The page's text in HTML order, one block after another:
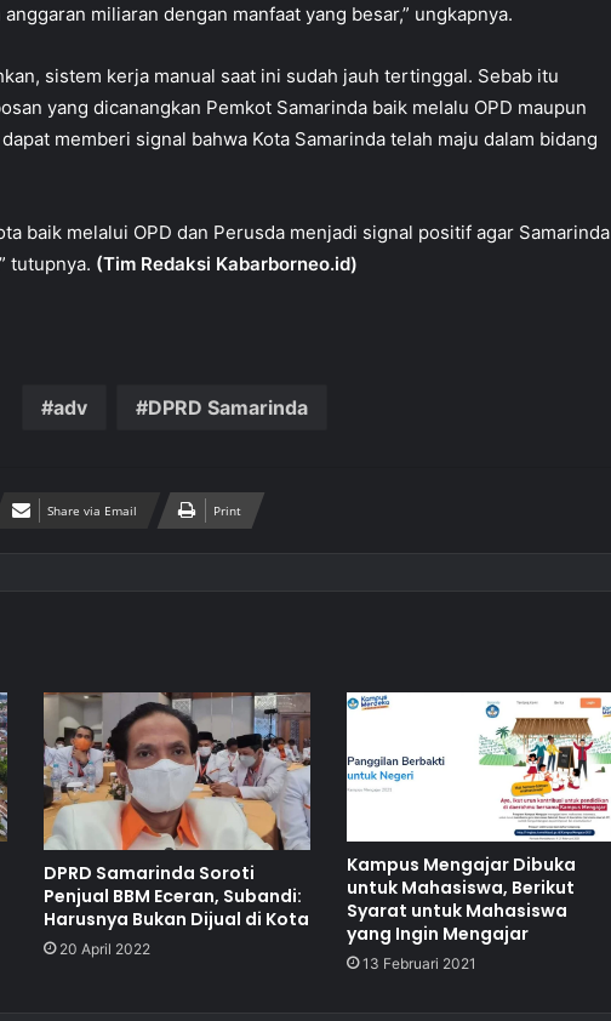
miliaran dengan manfaat yang besar,” ungkapnya.
sistem kerja manual saat ini sudah jauh tertinggal. Sebab itu
yang dicanangkan Pemkot Samarinda baik melalu OPD maupun
memberi signal bahwa Kota Samarinda telah maju dalam bidang
baik melalui OPD dan Perusda menjadi signal positif agar Samarinda
tutupnya. (Tim Redaksi Kabarborneo.id)
adv DPRD Samarinda
Share via Email Print
DPRD Samarinda Soroti
Penjual BBM Eceran, Subandi:
Harusnya Bukan Dijual di Kota
20 April 2022
Kampus Mengajar Dibuka
untuk Mahasiswa, Berikut
Syarat untuk Mahasiswa
yang Ingin Mengajar
13 Februari 2021